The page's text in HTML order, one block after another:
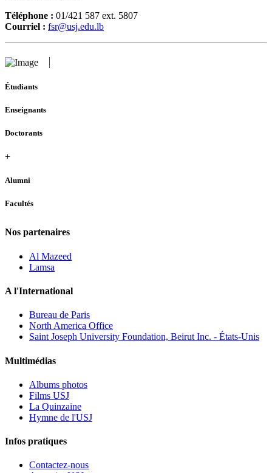
Téléphone : 01/421 587 ext. 5807
Courriel : fsr@usj.edu.lb
Étudiants
Enseignants
Doctorants
+
Alumni
Facultés
Nos partenaires
Al Mazeed
Lamsa
A l'International
Bureau de Paris
North America Office
Saint Joseph University Foundation, Beirut Inc. - États-Unis
Multimédias
Albums photos
Films USJ
La Quinzaine
Hymne de l'USJ
Infos pratiques
Contactez-nous